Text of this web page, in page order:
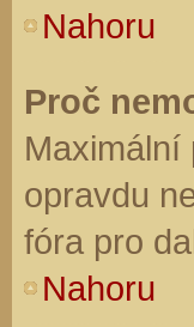
Nahoru
Proč
Maximální
opravdu
fóra pro
Nahoru